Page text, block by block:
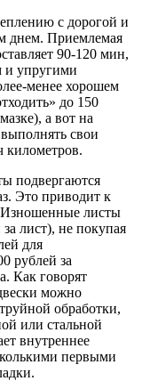
с дорогой и
днем. Приемлемая
90-120 мин,
и упругими
менее хорошем
до 150
а вот на
свои
километров.
подвергаются
Это приводит к
Изношенные листы
лист), не покупая
для
рублей за
Как говорят
можно
обработки,
или стальной
внутреннее
первыми